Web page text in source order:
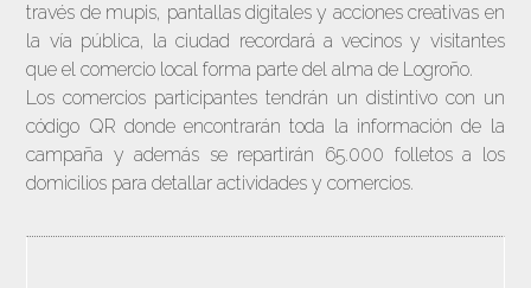
través de mupis, pantallas digitales y acciones creativas en
la vía pública, la ciudad recordará a vecinos y visitantes
que el comercio local forma parte del alma de Logroño.
Los comercios participantes tendrán un distintivo con un
código QR donde encontrarán toda la información de la
campaña y además se repartirán 65.000 folletos a los
domicilios para detallar actividades y comercios.